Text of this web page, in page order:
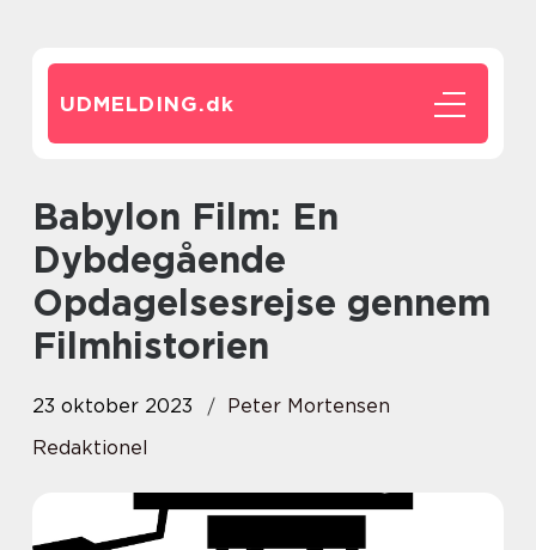
UDMELDING.dk
Babylon Film: En
Dybdegående
Opdagelsesrejse gennem
Filmhistorien
23 oktober 2023
Peter Mortensen
Redaktionel